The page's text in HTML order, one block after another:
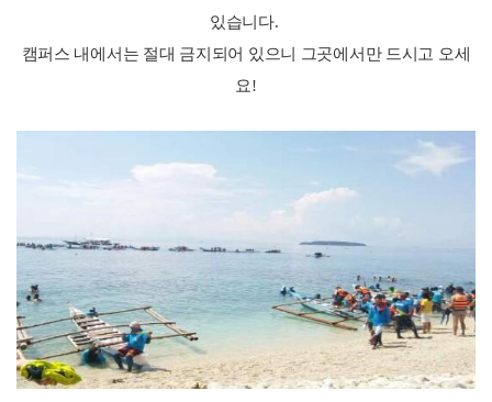
있습니다.
캠퍼스 내에서는 절대 금지되어 있으니 그곳에서만 드시고 오세
요!